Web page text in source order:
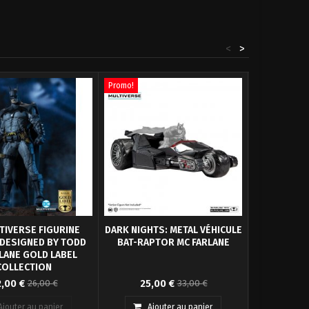
>
<
FIGURINE
BY TODD
GOLD LABEL
taille env. 18 cm
et socle, en
€ 26,00 €
au panier
Promo!
DARK NIGHTS: METAL VÉHICULE
BAT-RAPTOR MC FARLANE
Tout droit sorti de la bande
dessinée "Dark Nights: Metal"
vient ce superbe...
25,00 € 33,00 €
Ajouter au panier